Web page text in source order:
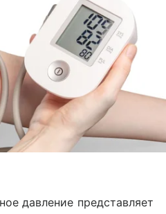
давление представляет